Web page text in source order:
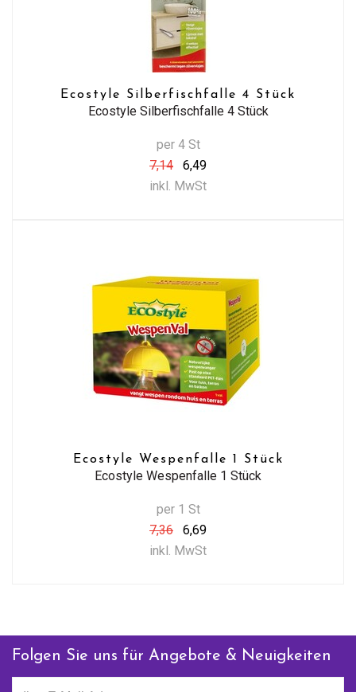
Ecostyle Silberfischfalle 4 Stück
Ecostyle Silberfischfalle 4 Stück
per 4 St
7,14
6,49
inkl. MwSt
Ecostyle Wespenfalle 1 Stück
Ecostyle Wespenfalle 1 Stück
per 1 St
7,36
6,69
inkl. MwSt
Folgen Sie uns für Angebote & Neuigkeiten